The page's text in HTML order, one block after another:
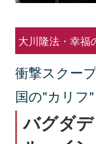
大川隆法・幸福
衝撃スクー
国の"カリフ"
バグダ